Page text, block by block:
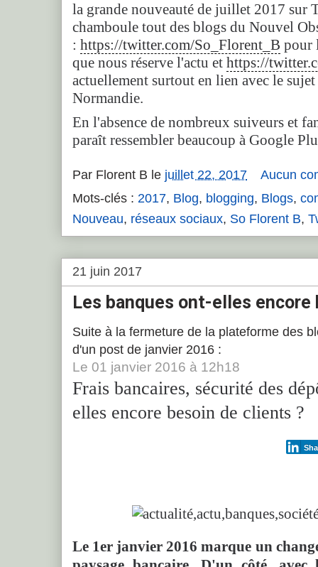
la grande nouveauté de juillet 2017 sur
chamboule tout des blogs du Nouvel
: https://twitter.com/So_Florent_B pour
que nous réserve l'actu et https://
actuellement surtout en lien avec le
Normandie.
En l'absence de nombreux suiveurs et
paraît ressembler beaucoup à Google
Par Florent B le juillet 22, 2017
Aucun
Mots-clés : 2017, Blog, blogging, Blogs,
Nouveau, réseaux sociaux, So Florent B,
21 juin 2017
Les banques ont-elles
Suite à la fermeture de la plateforme des
d'un post de janvier 2016 :
Le 01 janvier 2016 à 12h18
Frais bancaires, sécurité des
elles encore besoin de clients ?
Le 1er janvier 2016 marque un